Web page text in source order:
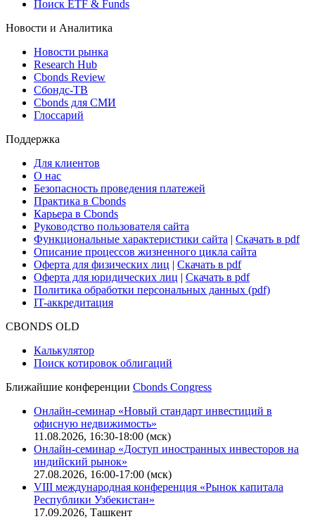
Поиск ETF & Funds
Новости и Аналитика
Новости рынка
Research Hub
Cbonds Review
Сбондс-ТВ
Cbonds для СМИ
Глоссарий
Поддержка
Для клиентов
О нас
Безопасность проведения платежей
Практика в Cbonds
Карьера в Cbonds
Руководство пользователя сайта
Функциональные характеристики сайта | Скачать в pdf
Описание процессов жизненного цикла сайта
Оферта для физических лиц | Скачать в pdf
Оферта для юридических лиц | Скачать в pdf
Политика обработки персональных данных (pdf)
IT-аккредитация
CBONDS OLD
Калькулятор
Поиск котировок облигаций
Ближайшие конференции Cbonds Congress
Онлайн-семинар «Новый стандарт инвестиций в
офисную недвижимость»
11.08.2026, 16:30-18:00 (мск)
Онлайн-семинар «Доступ иностранных инвесторов на
индийский рынок»
27.08.2026, 16:00-17:00 (мск)
VIII международная конференция «Рынок капитала
Республики Узбекистан»
17.09.2026, Ташкент